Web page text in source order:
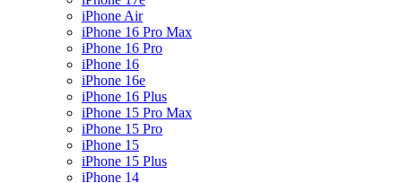
iPhone Air
iPhone 16 Pro Max
iPhone 16 Pro
iPhone 16
iPhone 16e
iPhone 16 Plus
iPhone 15 Pro Max
iPhone 15 Pro
iPhone 15
iPhone 15 Plus
iPhone 14